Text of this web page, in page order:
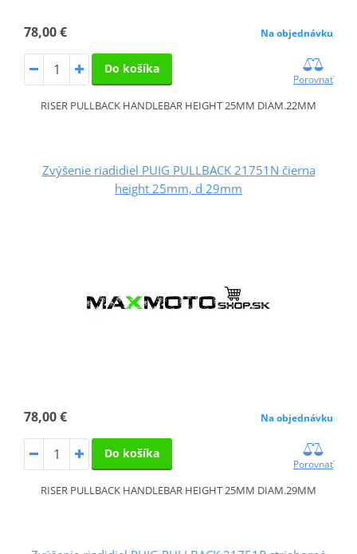
78,00 € Na objednávku
Do košíka
Porovnať
RISER PULLBACK HANDLEBAR HEIGHT 25MM DIAM.22MM
Zvýšenie riadidiel PUIG PULLBACK 21751N čierna
height 25mm, d 29mm
78,00 € Na objednávku
Do košíka
Porovnať
RISER PULLBACK HANDLEBAR HEIGHT 25MM DIAM.29MM